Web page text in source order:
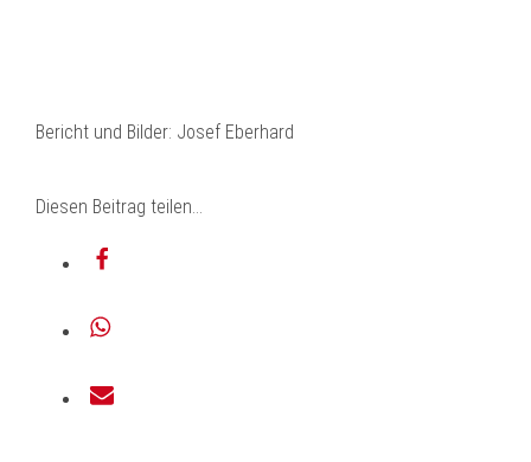
Bericht und Bilder: Josef Eberhard
Diesen Beitrag teilen...